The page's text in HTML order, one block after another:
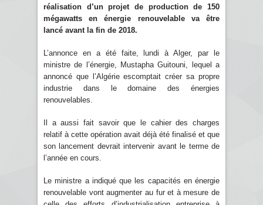
réalisation d’un projet de production de 150
mégawatts en énergie renouvelable va être
lancé avant la fin de 2018.
L’annonce en a été faite, lundi à Alger, par le
ministre de l’énergie, Mustapha Guitouni, lequel a
annoncé que l’Algérie escomptait créer sa propre
industrie dans le domaine des énergies
renouvelables.
Il a aussi fait savoir que le cahier des charges
relatif à cette opération avait déjà été finalisé et que
son lancement devrait intervenir avant le terme de
l’année en cours.
Le ministre a indiqué que les capacités en énergie
renouvelable vont augmenter au fur et à mesure de